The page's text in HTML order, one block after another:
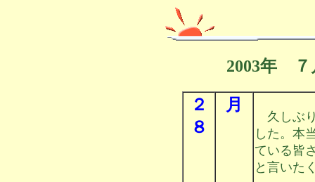
2003年 ７
２
８
月
久しぶ
した。本
ている皆
と言いた